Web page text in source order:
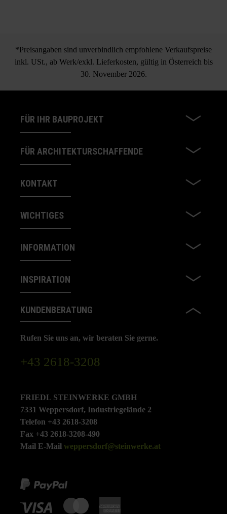
*Preisangaben sind unverbindlich empfohlene Verkaufspreise
inkl. USt., ab Werk/exkl. Lieferkosten, gültig in Österreich bis
30. November 2026.
FÜR IHR BAUPROJEKT
FÜR ARCHITEKTURSCHAFFENDE
KONTAKT
WICHTIGES
INFORMATION
INSPIRATION
KUNDENBERATUNG
Rufen Sie uns an, wir beraten Sie gerne.
+43 2618-3208
FRIEDL STEINWERKE GMBH
7331 Weppersdorf, Industriegelände 2
Telefon +43 2618-3208
Fax +43 2618-3208-490
Mail E-Mail weppersdorf@steinwerke.at